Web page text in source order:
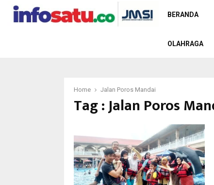
BERANDA
OLAHRAGA
Home Jalan Poros Mandai
Tag : Jalan Poros